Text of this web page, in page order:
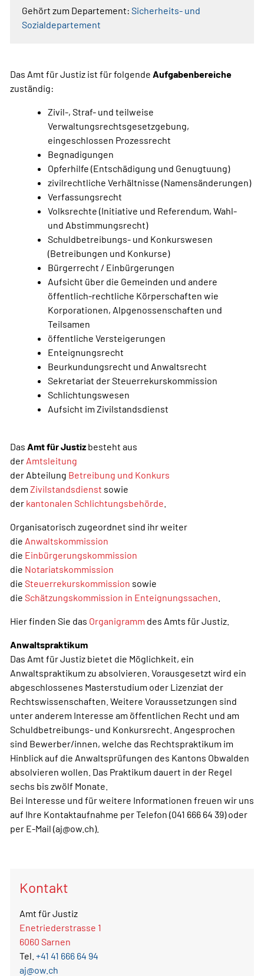
Gehört zum Departement: Sicherheits- und
Sozialdepartement
Das Amt für Justiz ist für folgende Aufgabenbereiche
zuständig:
Zivil-, Straf- und teilweise
Verwaltungsrechtsgesetzgebung,
eingeschlossen Prozessrecht
Begnadigungen
Opferhilfe (Entschädigung und Genugtuung)
zivilrechtliche Verhältnisse (Namensänderungen)
Verfassungsrecht
Volksrechte (Initiative und Referendum, Wahl-
und Abstimmungsrecht)
Schuldbetreibungs- und Konkurswesen
(Betreibungen und Konkurse)
Bürgerrecht / Einbürgerungen
Aufsicht über die Gemeinden und andere
öffentlich-rechtliche Körperschaften wie
Korporationen, Alpgenossenschaften und
Teilsamen
öffentliche Versteigerungen
Enteignungsrecht
Beurkundungsrecht und Anwaltsrecht
Sekretariat der Steuerrekurskommission
Schlichtungswesen
Aufsicht im Zivilstandsdienst
Das Amt für Justiz besteht aus
der Amtsleitung
der Abteilung Betreibung und Konkurs
dem Zivilstandsdienst sowie
der kantonalen Schlichtungsbehörde
Organisatorisch zugeordnet sind ihr weiter
die Anwaltskommission
die Einbürgerungskommission
die Notariatskommission
die Steuerrekurskommission sowie
die Schätzungskommission in Enteignungssachen
Hier finden Sie das Organigramm des Amts für Justiz.
Anwaltspraktikum
Das Amt für Justiz bietet die Möglichkeit, ein
Anwaltspraktikum zu absolvieren. Vorausgesetzt wird ein
abgeschlossenes Masterstudium oder Lizenziat der
Rechtswissenschaften. Weitere Voraussetzungen sind
unter anderem Interesse am öffentlichen Recht und am
Schuldbetreibungs- und Konkursrecht. Angesprochen
sind Bewerber/innen, welche das Rechtspraktikum im
Hinblick auf die Anwaltsprüfungen des Kantons Obwalden
absolvieren wollen. Das Praktikum dauert in der Regel
sechs bis zwölf Monate.
Bei Interesse und für weitere Informationen freuen wir uns
auf Ihre Kontaktaufnahme per Telefon (041 666 64 39) oder
per E-Mail (aj@ow.ch).
Kontakt
Amt für Justiz
Enetriederstrasse 1
6060 Sarnen
Tel. +41 41 666 64 94
aj@ow.ch